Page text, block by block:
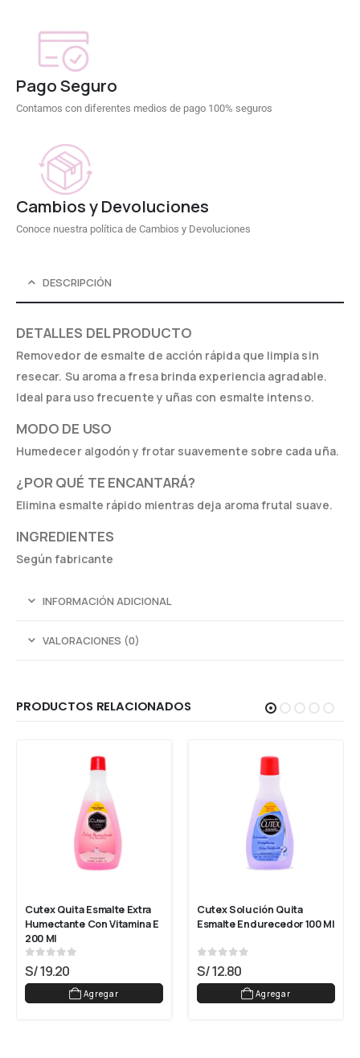
Pago Seguro
Contamos con diferentes medios de pago 100% seguros
Cambios y Devoluciones
Conoce nuestra política de Cambios y Devoluciones
DESCRIPCIÓN
DETALLES DEL PRODUCTO
Removedor de esmalte de acción rápida que limpia sin
resecar. Su aroma a fresa brinda experiencia agradable.
Ideal para uso frecuente y uñas con esmalte intenso.
MODO DE USO
Humedecer algodón y frotar suavemente sobre cada uña.
¿POR QUÉ TE ENCANTARÁ?
Elimina esmalte rápido mientras deja aroma frutal suave.
INGREDIENTES
Según fabricante
INFORMACIÓN ADICIONAL
VALORACIONES (0)
PRODUCTOS RELACIONADOS
Cutex Quita Esmalte Extra
Humectante Con Vitamina E
200 Ml
0 out of 5
S/19.20
Agregar
Cutex Solución Quita
Esmalte Endurecedor 100 Ml
0 out of 5
S/12.80
Agregar